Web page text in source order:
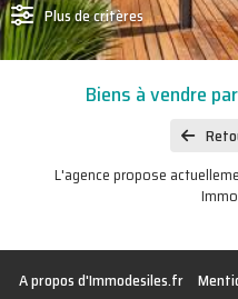
Plus de critères
Biens à vendre
L'agence propose
A propos d'Immodesiles.fr